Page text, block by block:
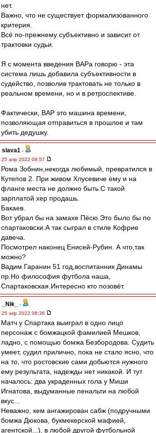
нет.
Важно, что не существует формализованного
критерия.
Всё по-прежнему субъективно и зависит от
трактовки судьи.
Я с момента введения ВАРа говорю - эта
система лишь добавила субъективности в
судейство, позволив трактовать не только в
реальном времени, но и в ретроспективе.
Фактически, ВАР это машина времени,
позволяющая отправиться в прошлое и там
убить дедушку.
slava1 -
25 апр 2022 08:57
Рома Зобнин,некогда любимый, превратился в
Кутепов 2. При живом Хлусевиче ему и на
фланге места не должно быть.С такой
зарплатой хер продашь.
Бакаев.
Вот убрал бы на замахе Пёсю.Это было бы по
спартаковски.А так сыграл в стиле Кофрие
давеча.
Посмотрел наконец Енисей-Рубин. А что,так
можно?
Вадим Гаранин 51 год,воспитанник Динамы
пр.Но философия футбола наша,
Спартаковская.Интересно кто позовёт.
_Nik_
-
25 апр 2022 08:36
Матч у Спартака выиграл в одно лицо
персонаж с бомжацкой фамилией Мешков,
ладно, с помощью бомжа Безбородова. Судить
умеет, судил прилично, пока не стало ясно, что
на то, что ростовские сами добьются нужного
ему результата, надежды нет никакой. И тут
началось: два украденных гола у Миши
Игнатова, выдуманные пенальти на любой
вкус...
Неважно, кем ангажирован сабж (подручными
бомжа Дюкова, букмекерской мафией,
агентской...), в любой другой футбольной